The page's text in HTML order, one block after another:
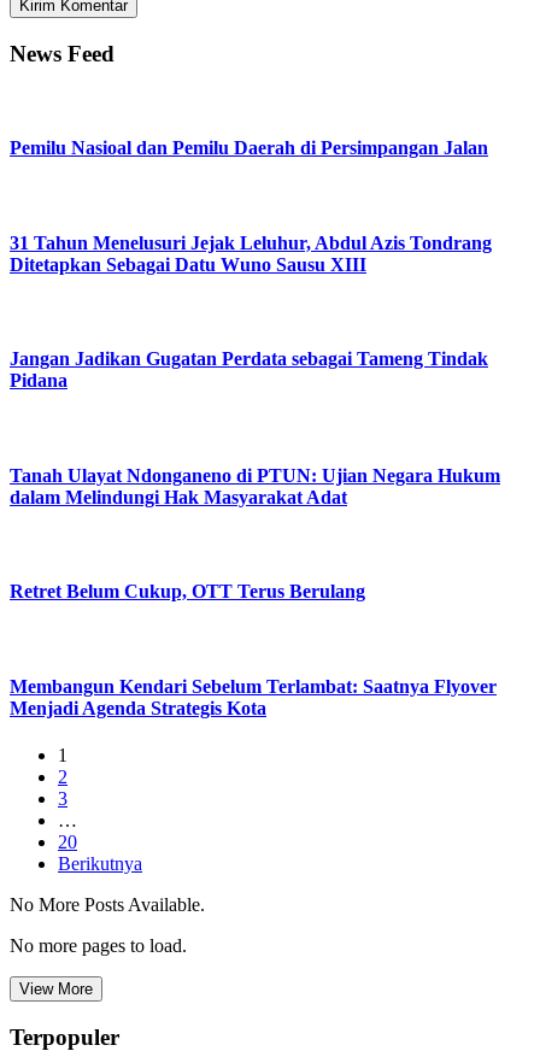
News Feed
Pemilu Nasioal dan Pemilu Daerah di Persimpangan Jalan
31 Tahun Menelusuri Jejak Leluhur, Abdul Azis Tondrang
Ditetapkan Sebagai Datu Wuno Sausu XIII
Jangan Jadikan Gugatan Perdata sebagai Tameng Tindak
Pidana
Tanah Ulayat Ndonganeno di PTUN: Ujian Negara Hukum
dalam Melindungi Hak Masyarakat Adat
Retret Belum Cukup, OTT Terus Berulang
Membangun Kendari Sebelum Terlambat: Saatnya Flyover
Menjadi Agenda Strategis Kota
1
2
3
…
20
Berikutnya
No More Posts Available.
No more pages to load.
View More
Terpopuler